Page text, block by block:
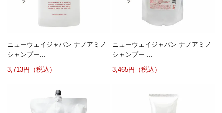
ニューウェイジャパン ナノアミノ
シャンプー...
3,713円（税込）
ニューウェイジャパン ナノアミノ
シャンプー ...
3,465円（税込）